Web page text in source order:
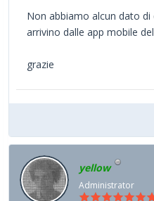
Non abbiamo alcun dato
arrivino dalle app mobile
grazie
yellow
Administrator